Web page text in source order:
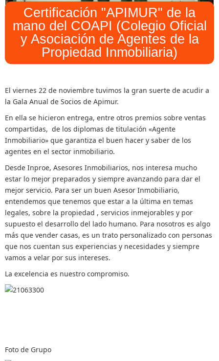
Certificación "APIMUR" de la
mano del COAPI (Colegio Oficial
y Asociación de Agentes de la
Propiedad Inmobiliaria)
El viernes 22 de noviembre tuvimos la gran suerte de acudir a
la Gala Anual de Socios de Apimur.
En ella se hicieron entrega, entre otros premios sobre ventas
compartidas, de los diplomas de titulación «Agente
Inmobiliario» que garantiza el buen hacer y saber de los
agentes en el sector inmobiliario.
Desde Inproe, Asesores Inmobiliarios, nos interesa mucho
estar lo mejor preparados y siempre avanzando para dar el
mejor servicio. Para ser un buen Asesor Inmobiliario,
entendemos que tenemos que estar a la última en temas
legales, sobre la propiedad , servicios inmejorables y por
supuesto el desarrollo del lado humano. Para nosotros es algo
más que vender casas, es un trato personalizado con personas
que nos cuentan sus experiencias y necesidades y siempre
vamos a velar por sus intereses.
La excelencia es nuestro compromiso.
Foto de Grupo